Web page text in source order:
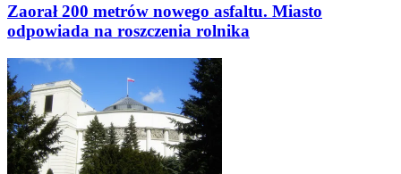
Zaorał 200 metrów nowego asfaltu. Miasto
odpowiada na roszczenia rolnika